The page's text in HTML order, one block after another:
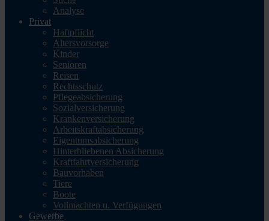
Analyse
Privat
Haftpflicht
Altersvorsorge
Kinder
Senioren
Reisen
Rechtsschutz
Pflegeabsicherung
Sozialversicherung
Krankenversicherung
Arbeitskraftabsicherung
Eigentumsabsicherung
Hinterbliebenen Absicherung
Kraftfahrtversicherung
Bauvorhaben
Tiere
Boote
Vollmachten u. Verfügungen
Gewerbe